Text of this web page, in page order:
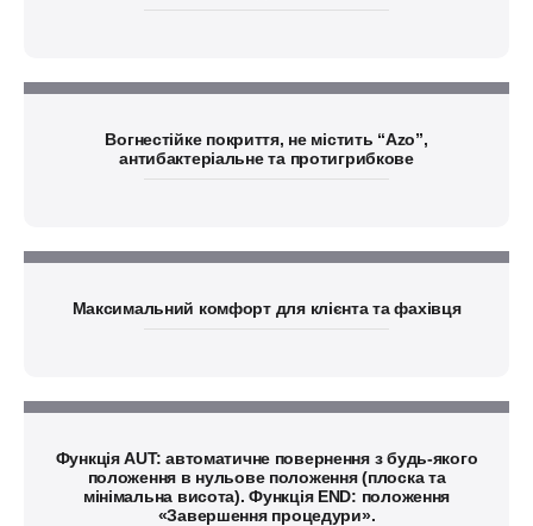
Вогнестійке покриття, не містить “Azo”,
антибактеріальне та протигрибкове
Максимальний комфорт для клієнта та фахівця
Функція AUT: автоматичне повернення з будь-якого
положення в нульове положення (плоска та
мінімальна висота). Функція END: положення
«Завершення процедури».